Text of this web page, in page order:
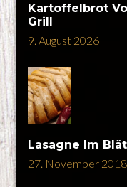
Kartoffelbrot
Grill
9. August 2026
Lasagne Im
27. November 2018